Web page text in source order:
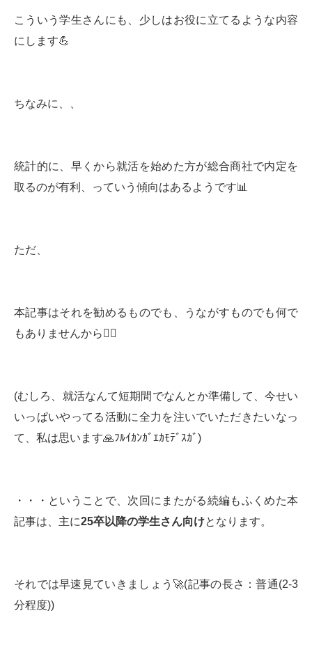
こういう学生さんにも、少しはお役に立てるような内容
にします💪
ちなみに、、
統計的に、早くから就活を始めた方が総合商社で内定を
取るのが有利、っていう傾向はあるようです📊
ただ、
本記事はそれを勧めるものでも、うながすものでも何で
もありませんから🙅‍♂️
(むしろ、就活なんて短期間でなんとか準備して、今せい
いっぱいやってる活動に全力を注いでいただきたいなっ
て、私は思います🙏ﾌﾙｲｶﾝｶﾞｴｶﾓﾃﾞｽｶﾞ)
・・・ということで、次回にまたがる続編もふくめた本
記事は、主に25卒以降の学生さん向けとなります。
それでは早速見ていきましょう🚀(記事の長さ：普通(2-3
分程度))